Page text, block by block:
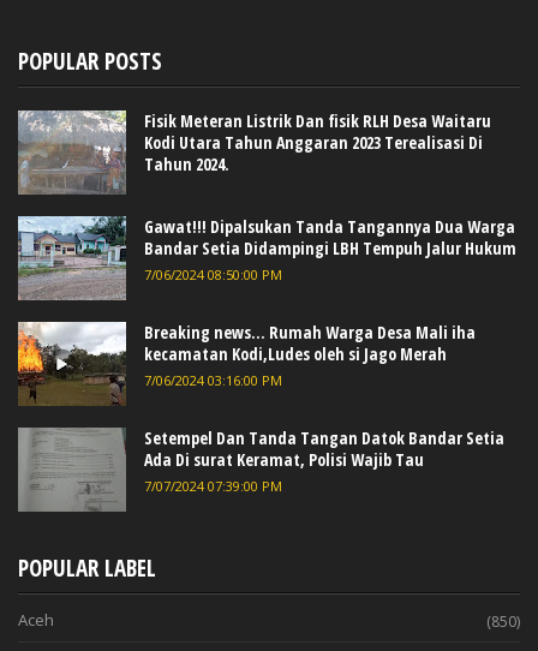
POPULAR POSTS
Fisik Meteran Listrik Dan fisik RLH Desa Waitaru
Kodi Utara Tahun Anggaran 2023 Terealisasi Di
Tahun 2024.
Gawat!!! Dipalsukan Tanda Tangannya Dua Warga
Bandar Setia Didampingi LBH Tempuh Jalur Hukum
7/06/2024 08:50:00 PM
Breaking news... Rumah Warga Desa Mali iha
kecamatan Kodi,Ludes oleh si Jago Merah
7/06/2024 03:16:00 PM
Setempel Dan Tanda Tangan Datok Bandar Setia
Ada Di surat Keramat, Polisi Wajib Tau
7/07/2024 07:39:00 PM
POPULAR LABEL
Aceh (850)